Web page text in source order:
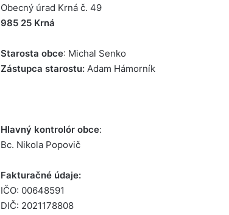
Obecný úrad Krná č. 49
985 25 Krná
Starosta obce: Michal Senko
Zástupca starostu:Adam Hámorník
Hlavný kontrolór obce:
Bc. Nikola Popovič
Fakturačné údaje:
IČO: 00648591
DIČ: 2021178808